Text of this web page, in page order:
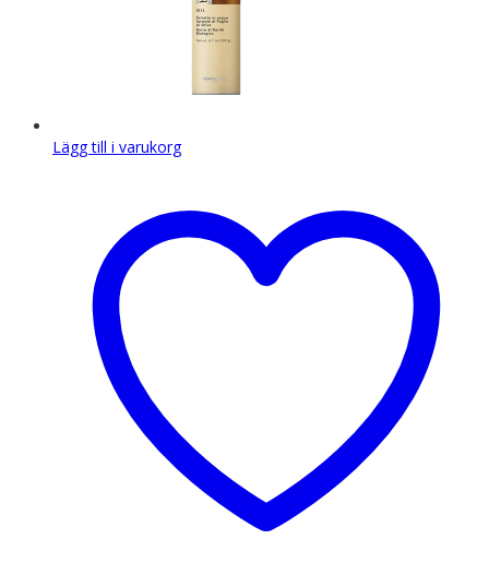
Lägg till i varukorg